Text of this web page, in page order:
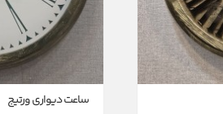
ساعت دیواری ورتیج